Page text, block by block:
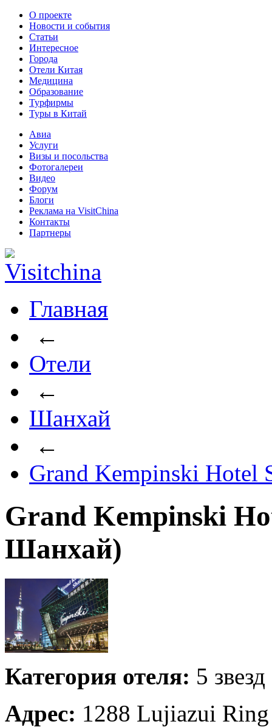
О проекте
Новости и события
Статьи
Интересное
Города
Отели Китая
Медицина
Образование
Турфирмы
Туры в Китай
Авиа
Услуги
Визы и посольства
Фотогалереи
Видео
Форум
Блоги
Реклама на VisitChina
Контакты
Партнеры
Главная
←
Отели
←
Шанхай
←
Grand Kempinski Hotel
Grand Kempinski
Шанхай)
Категория отеля: 5 звезд
Адрес: 1288 Lujiazui